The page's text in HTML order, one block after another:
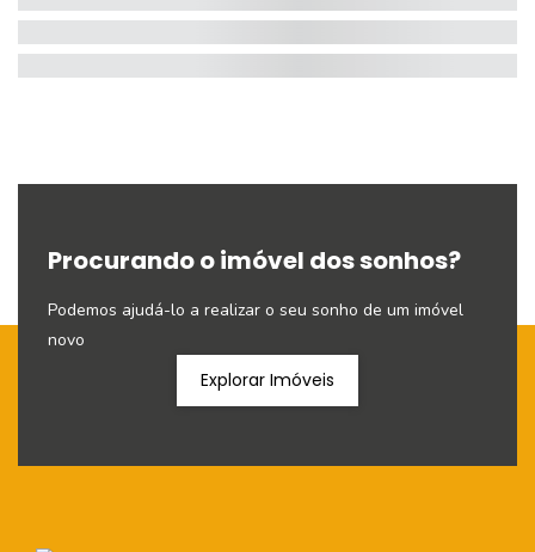
Procurando o imóvel dos sonhos?
Podemos ajudá-lo a realizar o seu sonho de um imóvel
novo
Explorar Imóveis